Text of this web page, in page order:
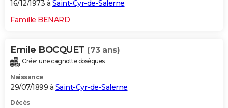
16/12/1973 à Saint-Cyr-de-Salerne
Famille BENARD
Emile BOCQUET (73 ans)
Créer une cagnotte obsèques
Naissance
29/07/1899 à Saint-Cyr-de-Salerne
Décès